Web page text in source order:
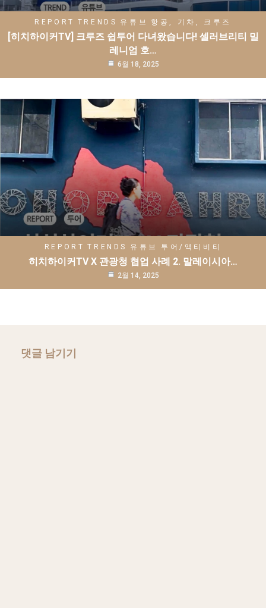
REPORT TRENDS 유튜브 항공, 기차, 크루즈
[히치하이커TV] 크루즈 쉽투어 다녀왔습니다! 셀러브리티 밀
레니엄 호…
6월 18, 2025
REPORT TRENDS 유튜브 투어/액티비티
히치하이커TV X 관광청 협업 사례 2. 말레이시아…
2월 14, 2025
댓글 남기기